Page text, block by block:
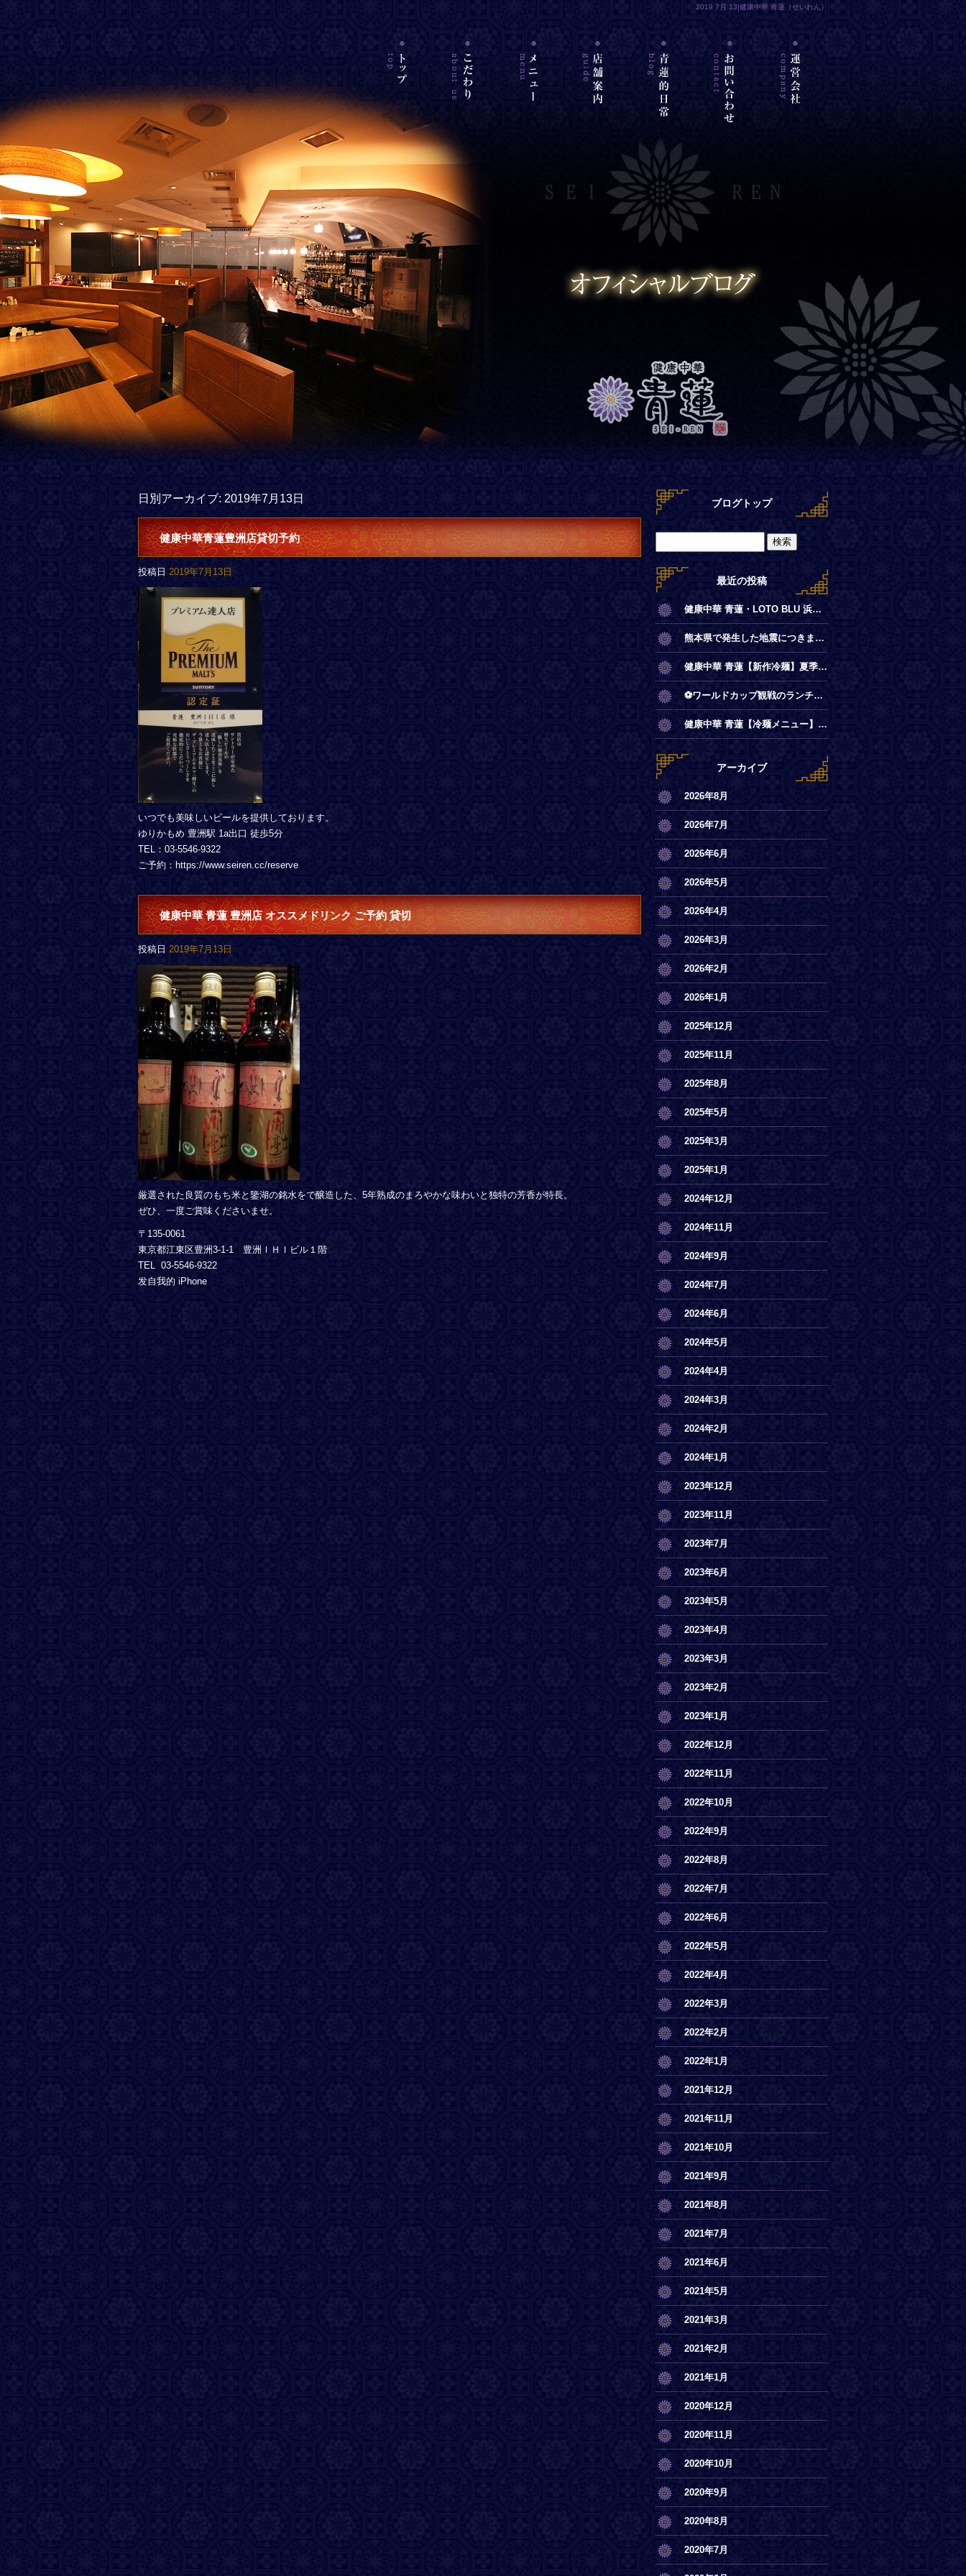
2019 7月 13|健康中華 青蓮（せいれん）
日別アーカイブ: 2019年7月13日
健康中華青蓮豊洲店貸切予約
投稿日 2019年7月13日
いつでも美味しいビールを提供しております。
ゆりかもめ 豊洲駅 1a出口 徒歩5分
TEL：03-5546-9322
ご予約：https://www.seiren.cc/reserve
健康中華 青蓮 豊洲店 オススメドリンク ご予約 貸切
投稿日 2019年7月13日
厳選された良質のもち米と鑒湖の銘水をで醸造した、5年熟成のまろやかな味わいと独特の芳香が特長。
ぜひ、一度ご賞味くださいませ。
〒135-0061
東京都江東区豊洲3-1-1 豊洲ＩＨＩビル１階
TEL 03-5546-9322
发自我的 iPhone
ブログトップ
最近の投稿
健康中華 青蓮・LOTO BLU 浜離宮店【夏季営業時間のお知らせ】
熊本県で発生した地震につきまして
健康中華 青蓮【新作冷麺】夏季限定◎冷やし麻辣麺
⚽ワールドカップ観戦のランチは青蓮で！
健康中華 青蓮【冷麺メニュー】一部店舗にてスタート
アーカイブ
2026年8月
2026年7月
2026年6月
2026年5月
2026年4月
2026年3月
2026年2月
2026年1月
2025年12月
2025年11月
2025年8月
2025年5月
2025年3月
2025年1月
2024年12月
2024年11月
2024年9月
2024年7月
2024年6月
2024年5月
2024年4月
2024年3月
2024年2月
2024年1月
2023年12月
2023年11月
2023年7月
2023年6月
2023年5月
2023年4月
2023年3月
2023年2月
2023年1月
2022年12月
2022年11月
2022年10月
2022年9月
2022年8月
2022年7月
2022年6月
2022年5月
2022年4月
2022年3月
2022年2月
2022年1月
2021年12月
2021年11月
2021年10月
2021年9月
2021年8月
2021年7月
2021年6月
2021年5月
2021年3月
2021年2月
2021年1月
2020年12月
2020年11月
2020年10月
2020年9月
2020年8月
2020年7月